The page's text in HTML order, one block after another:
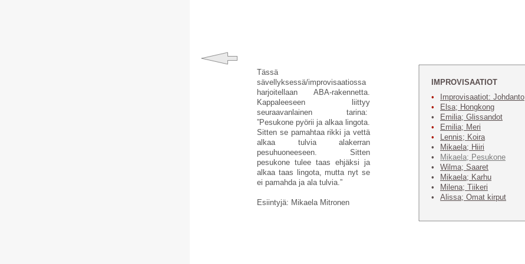
Tässä
sävellyksessä/improvisaatiossa
harjoitellaan ABA-rakennetta.
Kappaleeseen liittyy
seuraavanlainen tarina:
”Pesukone pyörii ja alkaa lingota.
Sitten se pamahtaa rikki ja vettä
alkaa tulvia alakerran
pesuhuoneeseen. Sitten
pesukone tulee taas ehjäksi ja
alkaa taas lingota, mutta nyt se
ei pamahda ja ala tulvia.”
Esiintyjä: Mikaela Mitronen
IMPROVISAATIOT
•
Improvisaatiot: Johdanto
•
Elsa; Hongkong
•
Emilia; Glissandot
•
Emilia; Meri
•
Lennis; Koira
•
Mikaela; Hiiri
•
Mikaela; Pesukone
•
Wilma; Saaret
•
Mikaela; Karhu
•
Milena; Tiikeri
•
Alissa; Omat kirput